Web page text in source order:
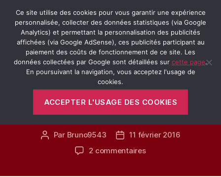
Recherche
Retro-
Passion.fr
Menu
Catégories
VÉHICULES ANCIENS
Salon Rétromobile 2016
Auteur
Par Bruno9543
Date
de
11 février 2016
2 commentairessur
Ce site utilise des cookies pour vous garantir une expérience
personnalisée, collecter des données statistiques (via Google
Analytics) et permettant la personnalisation des publicités
affichées (via Google AdSense), ces publicités participant au
paiement des coûts de fonctionnement de ce site. Les
données collectées par Google sont détaillées sur cette page.
En poursuivant la navigation, vous acceptez l'usage de
cookies.
ACCEPTER L'USAGE DES COOKIES